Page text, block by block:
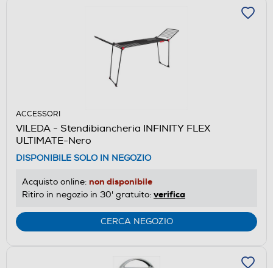
ACCESSORI
VILEDA - Stendibiancheria INFINITY FLEX
ULTIMATE-Nero
DISPONIBILE SOLO IN NEGOZIO
Acquisto online: non disponibile
Ritiro in negozio in 30' gratuito: verifica
CERCA NEGOZIO